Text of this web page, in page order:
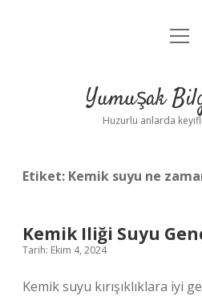
Anasayfa
Yasal
Yumuşak
Huzurlu anlarda
Etiket: Kemik suyu ne
Kemik Iliği Suyu
Tarih: Ekim 4, 2024
Kemik suyu kırışıklıklara iyi